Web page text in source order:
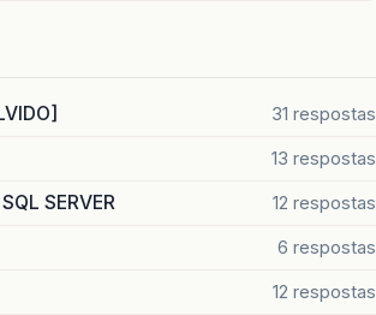
31 respostas
13 respostas
SERVER 12 respostas
6 respostas
12 respostas